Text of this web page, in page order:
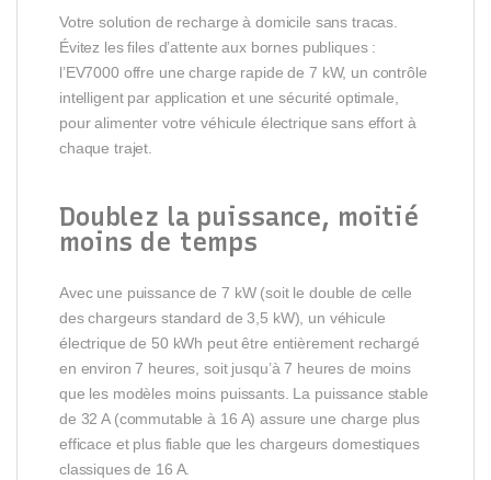
Votre solution de recharge à domicile sans tracas.
Évitez les files d’attente aux bornes publiques :
l’EV7000 offre une charge rapide de 7 kW, un contrôle
intelligent par application et une sécurité optimale,
pour alimenter votre véhicule électrique sans effort à
chaque trajet.
Doublez la puissance, moitié
moins de temps
Avec une puissance de 7 kW (soit le double de celle
des chargeurs standard de 3,5 kW), un véhicule
électrique de 50 kWh peut être entièrement rechargé
en environ 7 heures, soit jusqu’à 7 heures de moins
que les modèles moins puissants. La puissance stable
de 32 A (commutable à 16 A) assure une charge plus
efficace et plus fiable que les chargeurs domestiques
classiques de 16 A.